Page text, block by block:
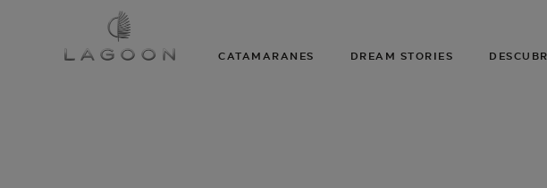
CATAMARANES DREAM STORIES